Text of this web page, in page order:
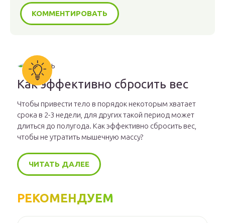
Как эффективно сбросить вес
Чтобы привести тело в порядок некоторым хватает
срока в 2-3 недели, для других такой период может
длиться до полугода. Как эффективно сбросить вес,
чтобы не утратить мышечную массу?
ЧИТАТЬ ДАЛЕЕ
РЕКОМЕНДУЕМ